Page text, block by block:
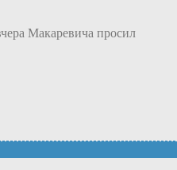
Макаревича просил